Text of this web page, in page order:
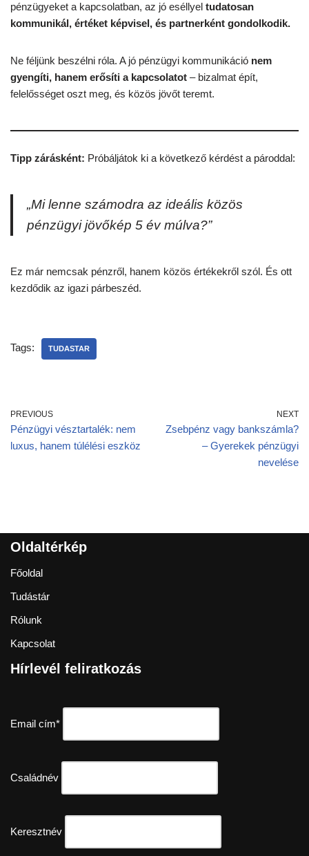
pénzügyeket a kapcsolatban, az jó eséllyel tudatosan
kommunikál, értéket képvisel, és partnerként gondolkodik.
Ne féljünk beszélni róla. A jó pénzügyi kommunikáció nem
gyengíti, hanem erősíti a kapcsolatot – bizalmat épít,
felelősséget oszt meg, és közös jövőt teremt.
Tipp zárásként: Próbáljátok ki a következő kérdést a pároddal:
„Mi lenne számodra az ideális közös
pénzügyi jövőkép 5 év múlva?”
Ez már nemcsak pénzről, hanem közös értékekről szól. És ott
kezdődik az igazi párbeszéd.
Tags: TUDASTAR
PREVIOUS
Pénzügyi vésztartalék: nem
luxus, hanem túlélési eszköz
NEXT
Zsebpénz vagy bankszámla?
– Gyerekek pénzügyi
nevelése
Oldaltérkép
Főoldal
Tudástár
Rólunk
Kapcsolat
Hírlevél feliratkozás
Email cím*
Családnév
Keresztnév